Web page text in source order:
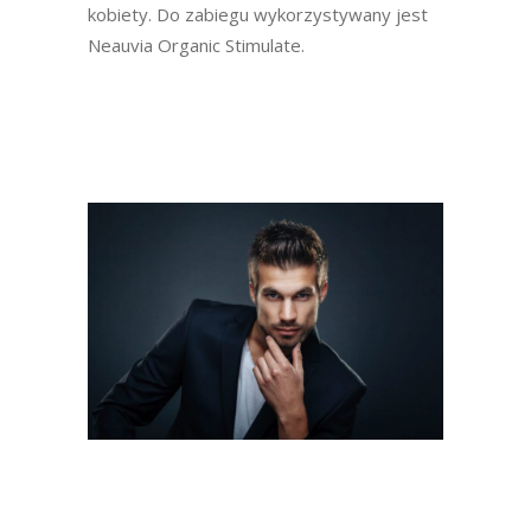
kobiety. Do zabiegu wykorzystywany jest
Neauvia Organic Stimulate.